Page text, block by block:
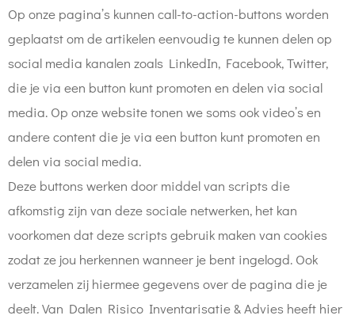
Op onze pagina’s kunnen call-to-action-buttons worden
geplaatst om de artikelen eenvoudig te kunnen delen op
social media kanalen zoals LinkedIn, Facebook, Twitter,
die je via een button kunt promoten en delen via social
media. Op onze website tonen we soms ook video’s en
andere content die je via een button kunt promoten en
delen via social media.
Deze buttons werken door middel van scripts die
afkomstig zijn van deze sociale netwerken, het kan
voorkomen dat deze scripts gebruik maken van cookies
zodat ze jou herkennen wanneer je bent ingelogd. Ook
verzamelen zij hiermee gegevens over de pagina die je
deelt. Van Dalen Risico Inventarisatie & Advies heeft hier